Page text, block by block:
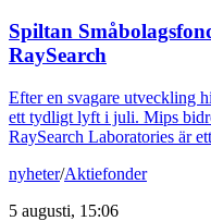
Spiltan
RaySearch
Efter en svagare utveckling
ett tydligt lyft i juli. Mips
RaySearch Laboratories är
nyheter/Aktiefonder
5 augusti, 15:06